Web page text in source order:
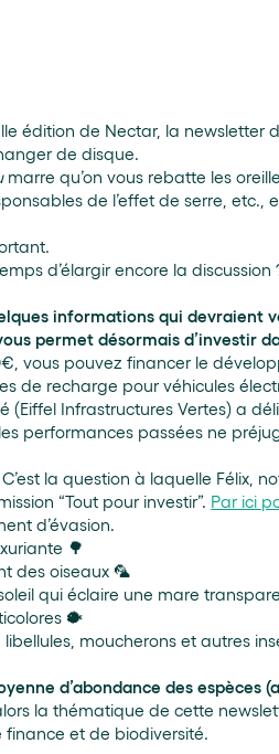
édition de Nectar, la newsletter
de disque.
marre qu’on vous rebatte les
de l’effet de serre, etc.,
d’élargir encore la discussion
informations qui devraient
permet désormais d’investir
vous pouvez financer le
de recharge pour véhicules
(Eiffel Infrastructures Vertes) a
performances passées ne
C’est la question à laquelle Félix,
“Tout pour investir”. Par ici
d’évasion.
🌳
des oiseaux 🦜
qui éclaire une mare
🐡
moucherons et autres
d’abondance des espèces
la thématique de cette
finance et de biodiversité.